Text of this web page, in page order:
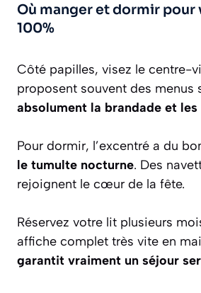
Où manger et dormir pour
100%
Côté papilles, visez le centre-
proposent souvent des menus
absolument la brandade et les
Pour dormir, l’excentré a du
le tumulte nocturne. Des
rejoignent le cœur de la fête.
Réservez votre lit plusieurs
affiche complet très vite en
garantit vraiment un séjour